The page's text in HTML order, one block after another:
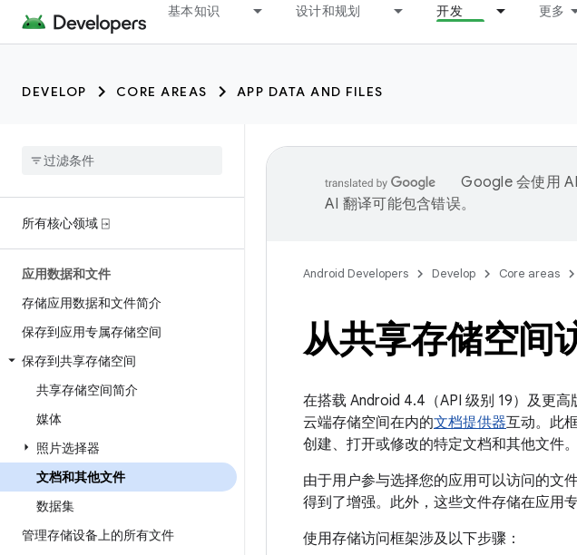
基本知识 设计和规划 开发 更多
DEVELOP CORE AREAS APP DATA AND FILES
所有核心领域 ⍈
应用数据和文件
存储应用数据和文件简介
保存到应用专属存储空间
保存到共享存储空间
共享存储空间简介
媒体
照片选择器
文档和其他文件
数据集
管理存储设备上的所有文件
Google 会使用
AI 翻译可能包含错误。
Android Developers Develop Core areas
从共享存储空间
在搭载 Android 4.4（API 级别 19）及更
云端存储空间在内的文档提供器互动。此
创建、打开或修改的特定文档和其他文件。
由于用户参与选择您的应用可以访问的文
得到了增强。此外，这些文件存储在应用
使用存储访问框架涉及以下步骤：